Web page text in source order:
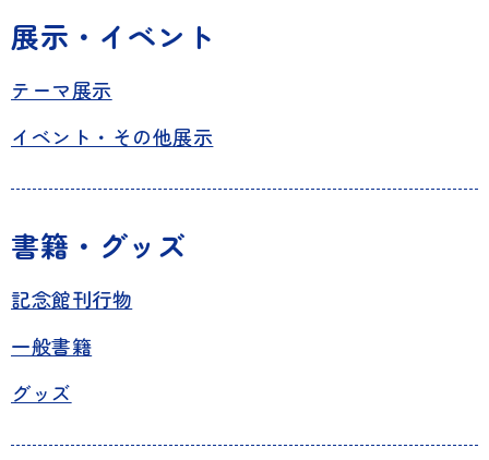
展示・イベント
テーマ展示
イベント・その他展示
書籍・グッズ
記念館刊行物
一般書籍
グッズ